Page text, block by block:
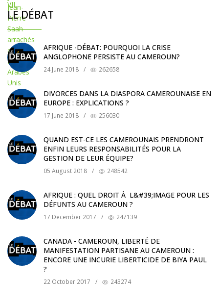
LE DÉBAT
AFRIQUE -DÉBAT: POURQUOI LA CRISE
ANGLOPHONE PERSISTE AU CAMEROUN?
24 June 2018 / 262658
DIVORCES DANS LA DIASPORA CAMEROUNAISE EN
EUROPE : EXPLICATIONS ?
17 June 2018 / 256030
QUAND EST-CE LES CAMEROUNAIS PRENDRONT
ENFIN LEURS RESPONSABILITÉS POUR LA
GESTION DE LEUR ÉQUIPE?
05 August 2018 / 248542
AFRIQUE : QUEL DROIT À L&#39;IMAGE POUR LES
DÉFUNTS AU CAMEROUN ?
17 December 2017 / 247139
CANADA - CAMEROUN, LIBERTÉ DE
MANIFESTATION PARTISANE AU CAMEROUN :
ENCORE UNE INCURIE LIBERTICIDE DE BIYA PAUL
?
22 October 2017 / 243274